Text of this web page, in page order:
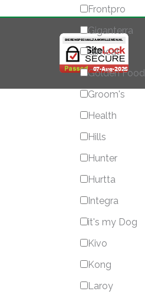
Frontpro
Giganterra
Gimcat
Golden Food
Groom's
Health
Hills
Hunter
Hurtta
Integra
it's my Dog
Kivo
Kong
Laroy